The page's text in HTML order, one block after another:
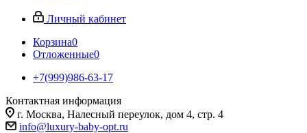
Личный кабинет
Корзина0
Отложенные0
+7(999)986-63-17
Контактная информация
г. Москва, Налесный переулок, дом 4, стр. 4
info@luxury-baby-opt.ru